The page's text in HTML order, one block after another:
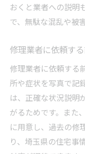
おくと業者への説明
で、無駄な混乱や被
修理業者に依頼す
修理業者に依頼する
所や症状を写真で記
は、正確な状況説明
がるためです。また
に用意し、過去の修
り、埼玉県の住宅事